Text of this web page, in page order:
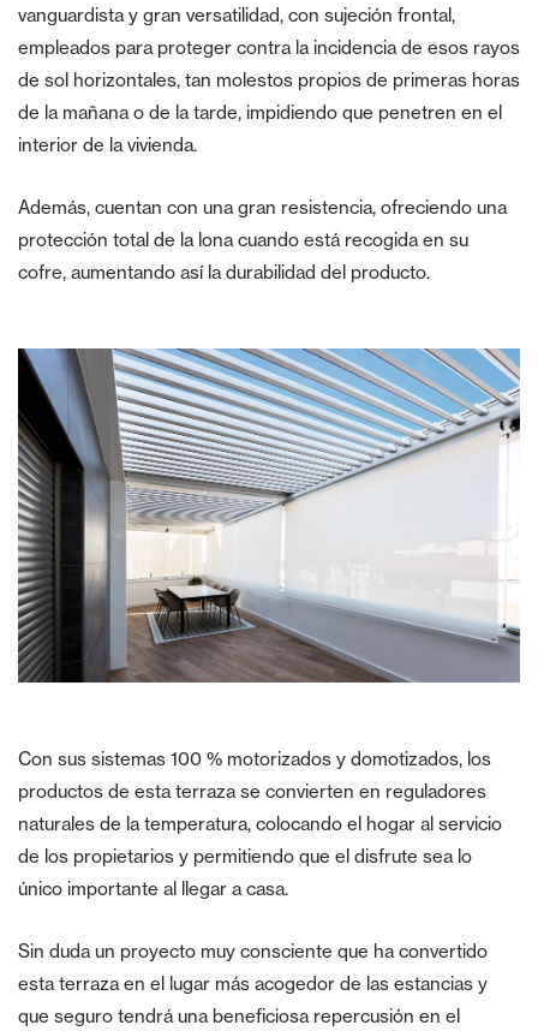
vanguardista y gran versatilidad, con sujeción frontal,
empleados para proteger contra la incidencia de esos rayos
de sol horizontales, tan molestos propios de primeras horas
de la mañana o de la tarde, impidiendo que penetren en el
interior de la vivienda.
Además, cuentan con una gran resistencia, ofreciendo una
protección total de la lona cuando está recogida en su
cofre, aumentando así la durabilidad del producto.
Con sus sistemas 100 % motorizados y domotizados, los
productos de esta terraza se convierten en reguladores
naturales de la temperatura, colocando el hogar al servicio
de los propietarios y permitiendo que el disfrute sea lo
único importante al llegar a casa.
Sin duda un proyecto muy consciente que ha convertido
esta terraza en el lugar más acogedor de las estancias y
que seguro tendrá una beneficiosa repercusión en el